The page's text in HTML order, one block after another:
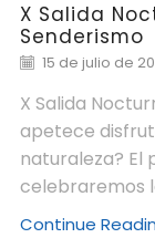
X Salida
Senderismo
15 de julio de
X Salida
apetece
naturaleza? El
celebraremos
Continue